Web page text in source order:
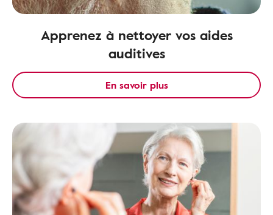
Apprenez à nettoyer vos aides
auditives
En savoir plus